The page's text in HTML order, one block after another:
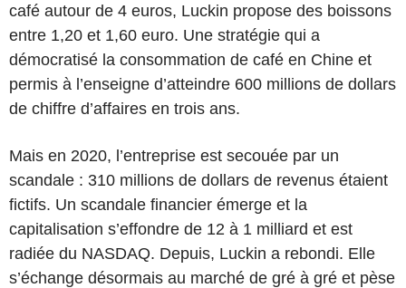
café autour de 4 euros, Luckin propose des boissons
entre 1,20 et 1,60 euro. Une stratégie qui a
démocratisé la consommation de café en Chine et
permis à l’enseigne d’atteindre 600 millions de dollars
de chiffre d’affaires en trois ans.
Mais en 2020, l’entreprise est secouée par un
scandale : 310 millions de dollars de revenus étaient
fictifs. Un scandale financier émerge et la
capitalisation s’effondre de 12 à 1 milliard et est
radiée du NASDAQ. Depuis, Luckin a rebondi. Elle
s’échange désormais au marché de gré à gré et pèse